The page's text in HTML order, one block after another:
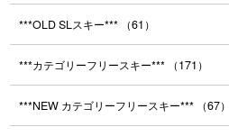
***OLD SLスキー*** （61）
***カテゴリーフリースキー*** （171）
***NEW カテゴリーフリースキー*** （67）